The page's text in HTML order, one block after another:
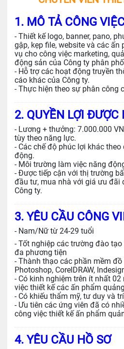
1. MÔ TẢ CÔNG
- Thiết kế logo, banner, pano,
gập, kẹp file, website và các
vụ cho công việc marketing,
động sản của Công ty phân
- Hỗ trợ các hoạt động truyền
cáo khác của Công ty.
- Thực hiện theo sự phân công
2. QUYỀN LỢI ĐƯỢC
- Lương + thưởng: 7.000.000
tùy theo năng lực.
- Các chế độ phúc lợi khác
động.
- Môi trường làm việc năng
- Được tiếp cận với thị trường
đầu tư, mua nhà với giá ưu đãi
Công ty.
3. YÊU CẦU CÔNG
- Nam/Nữ từ 24-29 tuổi
- Tốt nghiệp các trường đào
đa phương tiện
- Thành thạo các phần mềm
Photoshop, CorelDRAW,
- Có kinh nghiệm trên ít nhất
việc thiết kế các ấn phẩm
- Có khiếu thẩm mỹ, tư duy và
- Ưu tiên các ứng viên đã có
công việc thiết kế ấn phẩm
4. YÊU CẦU HỒ SƠ